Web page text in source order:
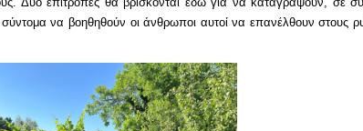
να βοηθηθούν οι άνθρωποι αυτοί να επανέλθουν στους